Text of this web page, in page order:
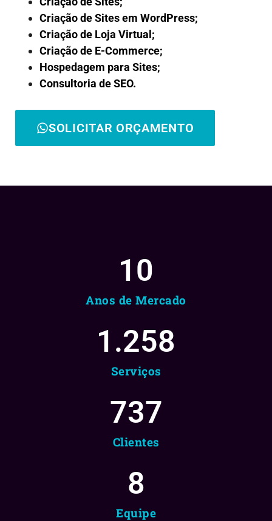
Criação de Sites em WordPress;
Criação de Loja Virtual;
Criação de E-Commerce;
Hospedagem para Sites;
Consultoria de SEO.
SOLICITAR ORÇAMENTO
Anos de Mercado
10
Serviços
1.258
Clientes
737
Equipe
8